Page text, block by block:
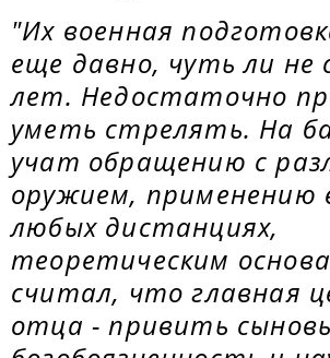
"Их военная
еще давно, чуть ли не
лет. Недостаточно
уметь стрелять. На
учат обращению с
оружием, применению
любых дистанциях,
теоретическим
считал, что главная
отца - привить